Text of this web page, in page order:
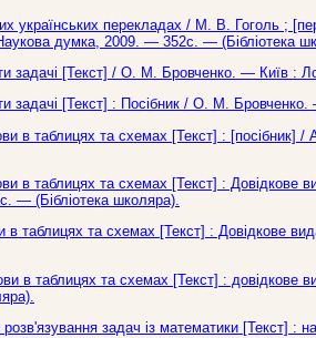
українських перекладах / М. В. Гоголь ;
думка, 2009. — 352с. — (Бібліотека
задачі [Текст] / О. М. Бровченко. — Київ :
задачі [Текст] : Посібник / О. М.
в таблицях та схемах [Текст] :
в таблицях та схемах [Текст] :
— (Бібліотека школяра).
в таблицях та схемах [Текст] :
в таблицях та схемах [Текст] :
розв'язування задач із математики